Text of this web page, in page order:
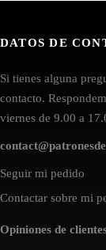
DATOS DE
Si tienes alguna
contacto.
viernes de 9.00 a
Seguir mi pedido
Contactar sobre mi
Opiniones de